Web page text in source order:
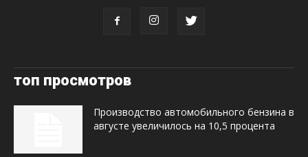
топ просмотров
Производство автомобильного бензина в
августе увеличилось на 10,5 процента